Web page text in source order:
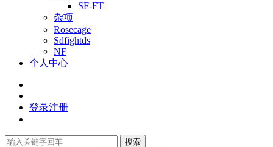
SF-FT
杂项
Rosecage
Sdfightds
NF
个人中心
登录注册
搜索